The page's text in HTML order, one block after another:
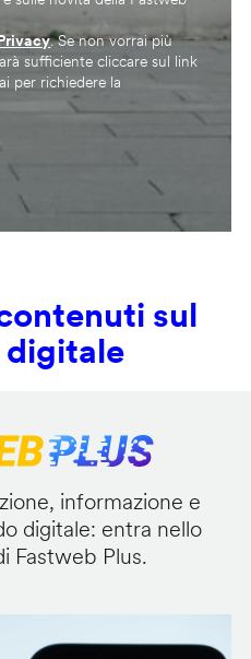
. Se non vorrai più
sufficiente cliccare sul link
per richiedere la
sul
digitale
informazione e
digitale: entra nello
Fastweb Plus.